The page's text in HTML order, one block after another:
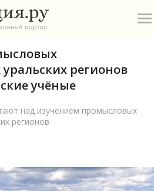
П
регионов
учёные
над изучением промысловых
регионов